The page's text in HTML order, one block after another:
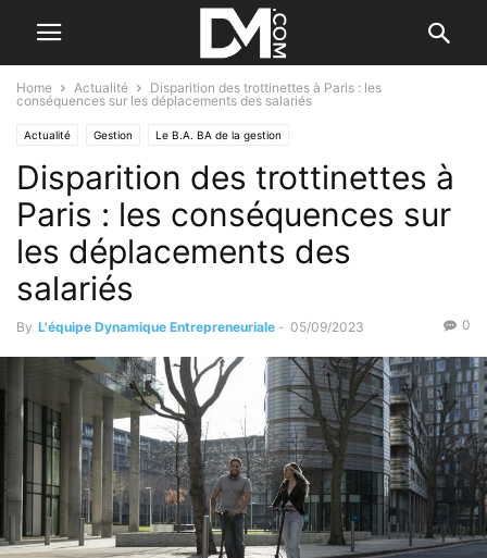
Home Actualité
Disparition des trottinettes à Paris : les
conséquences sur les déplacements des salariés
Actualité Gestion Le B.A. BA de la gestion
Disparition des trottinettes à
Paris : les conséquences sur
les déplacements des
salariés
By L'équipe Dynamique Entrepreneuriale - 05/09/2023 0